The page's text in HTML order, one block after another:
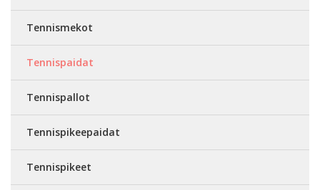
Tennismekot
Tennispaidat
Tennispallot
Tennispikeepaidat
Tennispikeet